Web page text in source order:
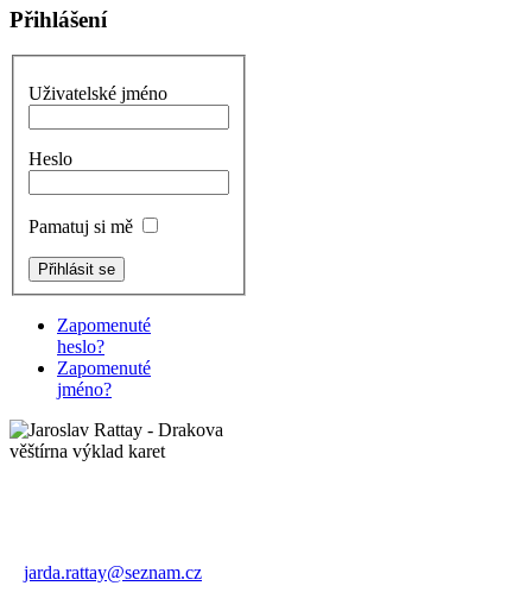
Přihlášení
Uživatelské jméno
Heslo
Pamatuj si mě
Zapomenuté
heslo?
Zapomenuté
jméno?
jarda.rattay@seznam.cz